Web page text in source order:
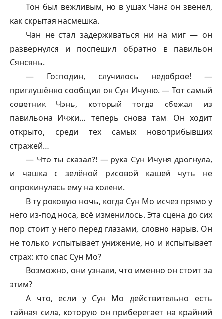
Тон был вежливым, но в ушах Чана он звенел,
как скрытая насмешка.
Чан не стал задерживаться ни на миг — он
развернулся и поспешил обратно в павильон
Сянсянь.
— Господин, случилось недоброе! —
приглушённо сообщил он Сун Ичуню. — Тот самый
советник Чэнь, который тогда сбежал из
павильона Ичжи… теперь снова там. Он ходит
открыто, среди тех самых новоприбывших
стражей…
— Что ты сказал?! — рука Сун Ичуня дрогнула,
и чашка с зелёной рисовой кашей чуть не
опрокинулась ему на колени.
В ту роковую ночь, когда Сун Мо исчез прямо у
него из-под носа, всё изменилось. Эта сцена до сих
пор стоит у него перед глазами, словно нарыв. Он
не только испытывает унижение, но и испытывает
страх: кто спас Сун Мо?
Возможно, они узнали, что именно он стоит за
этим?
А что, если у Сун Мо действительно есть
тайная сила, которую он приберегает на крайний